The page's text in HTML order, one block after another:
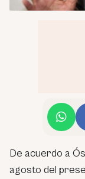
De acuerdo a
agosto del